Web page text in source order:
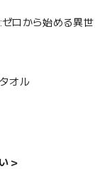
ロから始める異世
オル
＞